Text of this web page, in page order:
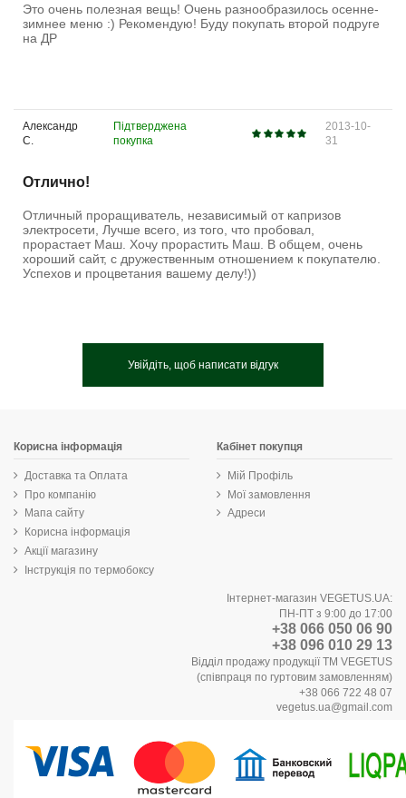
Это очень полезная вещь! Очень разнообразилось осенне-
зимнее меню :) Рекомендую! Буду покупать второй подруге
на ДР
Александр
С.
Підтверджена
покупка
2013-10-
31
Отлично!
Отличный проращиватель, независимый от капризов
электросети, Лучше всего, из того, что пробовал,
прорастает Маш. Хочу прорастить Маш. В общем, очень
хороший сайт, с дружественным отношением к покупателю.
Успехов и процветания вашему делу!))
Увійдіть, щоб написати відгук
Корисна інформація
Доставка та Оплата
Про компанію
Мапа сайту
Корисна інформація
Акції магазину
Інструкція по термобоксу
Кабінет покупця
Мій Профіль
Мої замовлення
Адреси
Інтернет-магазин VEGETUS.UA:
ПН-ПТ з 9:00 до 17:00
+38 066 050 06 90
+38 096 010 29 13
Відділ продажу продукції ТМ VEGETUS
(співпраця по гуртовим замовленням)
+38 066 722 48 07
vegetus.ua@gmail.com